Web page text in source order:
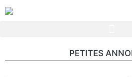
PETITES